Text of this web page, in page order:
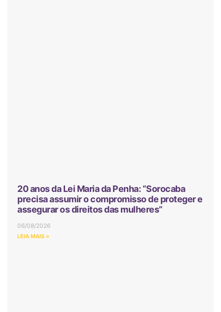
20 anos da Lei Maria da Penha: “Sorocaba
precisa assumir o compromisso de proteger e
assegurar os direitos das mulheres”
06/08/2026
LEIA MAIS »